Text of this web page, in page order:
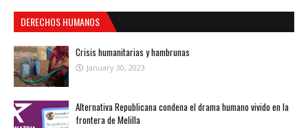
DERECHOS HUMANOS
Crisis humanitarias y hambrunas
January 30, 2023
Alternativa Republicana condena el drama humano vivido en la
frontera de Melilla